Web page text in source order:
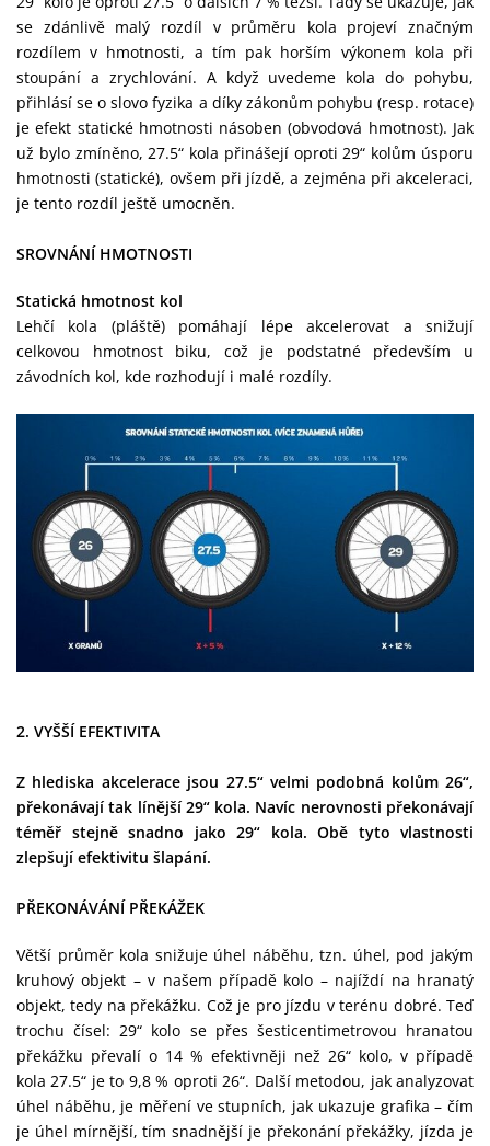
se zdánlivě malý rozdíl v průměru kola projeví značným
rozdílem v hmotnosti, a tím pak horším výkonem kola při
stoupání a zrychlování. A když uvedeme kola do pohybu,
přihlásí se o slovo fyzika a díky zákonům pohybu (resp. rotace)
je efekt statické hmotnosti násoben (obvodová hmotnost). Jak
už bylo zmíněno, 27.5“ kola přinášejí oproti 29“ kolům úsporu
hmotnosti (statické), ovšem při jízdě, a zejména při akceleraci,
je tento rozdíl ještě umocněn.
SROVNÁNÍ HMOTNOSTI
Statická hmotnost kol
Lehčí kola (pláště) pomáhají lépe akcelerovat a snižují
celkovou hmotnost biku, což je podstatné především u
závodních kol, kde rozhodují i malé rozdíly.
2. VYŠŠÍ EFEKTIVITA
Z hlediska akcelerace jsou 27.5“ velmi podobná kolům 26“,
překonávají tak línější 29“ kola. Navíc nerovnosti překonávají
téměř stejně snadno jako 29“ kola. Obě tyto vlastnosti
zlepšují efektivitu šlapání.
PŘEKONÁVÁNÍ PŘEKÁŽEK
Větší průměr kola snižuje úhel náběhu, tzn. úhel, pod jakým
kruhový objekt – v našem případě kolo – najíždí na hranatý
objekt, tedy na překážku. Což je pro jízdu v terénu dobré. Teď
trochu čísel: 29“ kolo se přes šesticentimetrovou hranatou
překážku převalí o 14 % efektivněji než 26“ kolo, v případě
kola 27.5“ je to 9,8 % oproti 26“. Další metodou, jak analyzovat
úhel náběhu, je měření ve stupních, jak ukazuje grafika – čím
je úhel mírnější, tím snadnější je překonání překážky, jízda je